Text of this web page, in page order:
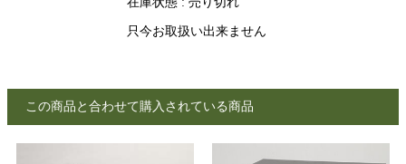
只今お取扱い出来ません
この商品と合わせて購入されている商品